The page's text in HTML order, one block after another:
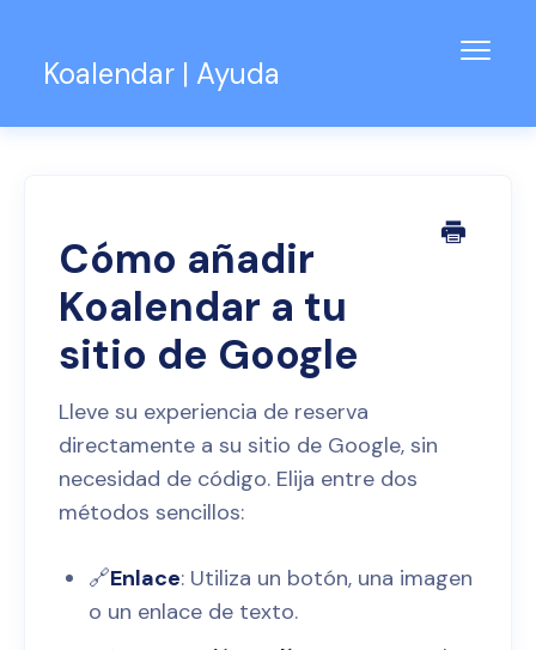
Koalendar | Ayuda
Contacto
Cómo añadir
Koalendar a tu
sitio de Google
Lleve su experiencia de reserva
directamente a su sitio de Google, sin
necesidad de código. Elija entre dos
métodos sencillos:
🔗Enlace: Utiliza un botón, una imagen
o un enlace de texto.